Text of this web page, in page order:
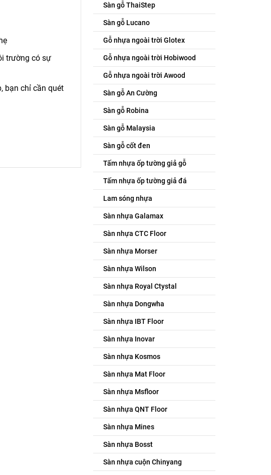
trường có sự
bạn chỉ cần quét
Sàn gỗ ThaiStep
Sàn gỗ Lucano
Gỗ nhựa ngoài trời Glotex
Gỗ nhựa ngoài trời Hobiwood
Gỗ nhựa ngoài trời Awood
Sàn gỗ An Cường
Sàn gỗ Robina
Sàn gỗ Malaysia
Sàn gỗ cốt đen
Tấm nhựa ốp tường giả gỗ
Tấm nhựa ốp tường giả đá
Lam sóng nhựa
Sàn nhựa Galamax
Sàn nhựa CTC Floor
Sàn nhựa Morser
Sàn nhựa Wilson
Sàn nhựa Royal Ctystal
Sàn nhựa Dongwha
Sàn nhựa IBT Floor
Sàn nhựa Inovar
Sàn nhựa Kosmos
Sàn nhựa Mat Floor
Sàn nhựa Msfloor
Sàn nhựa QNT Floor
Sàn nhựa Mines
Sàn nhựa Bosst
Sàn nhựa cuộn Chinyang